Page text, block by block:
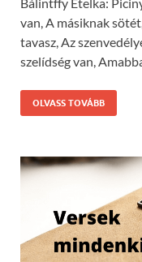
Bálintffy Etelka:
van, A másiknak
tavasz, Az
szelídség van,
OLVASS TOVÁBB